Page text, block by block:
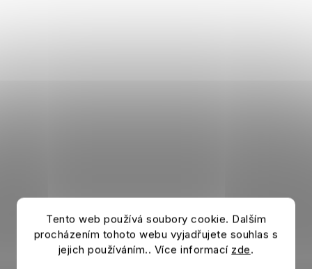
Tento web používá soubory cookie. Dalším
procházením tohoto webu vyjadřujete souhlas s
jejich používáním.. Více informací zde.
Box MyJersey ŠPANĚLSKO Pedri 2026